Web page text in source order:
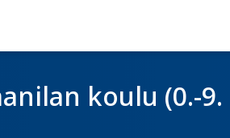
koulu (0.-